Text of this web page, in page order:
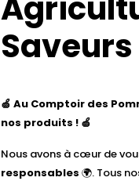
🍏 Au Comptoir des
nos produits ! 🍏
Nous avons à cœur de
responsables 🌍. Tous